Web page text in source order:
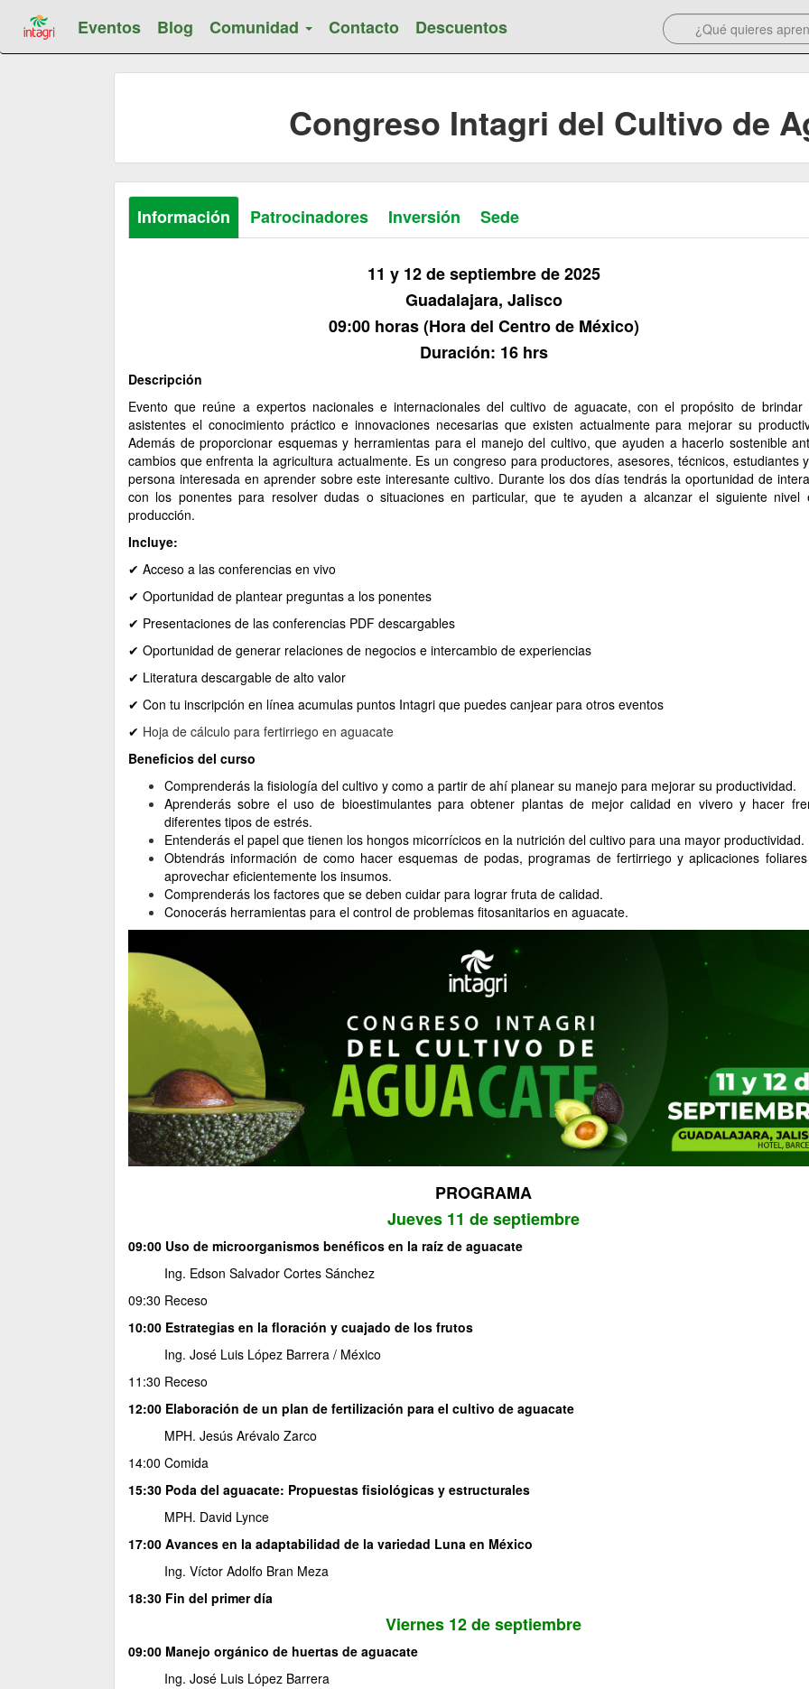
Eventos Blog Comunidad Contacto Descuentos
Congreso Intagri del Cultivo de
Información Patrocinadores Inversión Sede
11 y 12 de septiembre de 2025
Guadalajara, Jalisco
09:00 horas (Hora del Centro de México)
Duración: 16 hrs
Descripción
Evento que reúne a expertos nacionales e internacionales del cultivo de aguacate, con el propósito de
asistentes el conocimiento práctico e innovaciones necesarias que existen actualmente para mejorar su
Además de proporcionar esquemas y herramientas para el manejo del cultivo, que ayuden a hacerlo sostenible
cambios que enfrenta la agricultura actualmente. Es un congreso para productores, asesores, técnicos, estudiantes
persona interesada en aprender sobre este interesante cultivo. Durante los dos días tendrás la oportunidad de
con los ponentes para resolver dudas o situaciones en particular, que te ayuden a alcanzar el siguiente nivel
producción.
Incluye:
✔ Acceso a las conferencias en vivo
✔ Oportunidad de plantear preguntas a los ponentes
✔ Presentaciones de las conferencias PDF descargables
✔ Oportunidad de generar relaciones de negocios e intercambio de experiencias
✔ Literatura descargable de alto valor
✔ Con tu inscripción en línea acumulas puntos Intagri que puedes canjear para otros eventos
✔ Hoja de cálculo para fertirriego en aguacate
Beneficios del curso
Comprenderás la fisiología del cultivo y como a partir de ahí planear su manejo para mejorar su productividad.
Aprenderás sobre el uso de bioestimulantes para obtener plantas de mejor calidad en vivero y hacer
diferentes tipos de estrés.
Entenderás el papel que tienen los hongos micorrícicos en la nutrición del cultivo para una mayor productividad.
Obtendrás información de como hacer esquemas de podas, programas de fertirriego y aplicaciones
aprovechar eficientemente los insumos.
Comprenderás los factores que se deben cuidar para lograr fruta de calidad.
Conocerás herramientas para el control de problemas fitosanitarios en aguacate.
PROGRAMA
Jueves 11 de septiembre
09:00 Uso de microorganismos benéficos en la raíz de aguacate
Ing. Edson Salvador Cortes Sánchez
09:30 Receso
10:00 Estrategias en la floración y cuajado de los frutos
Ing. José Luis López Barrera / México
11:30 Receso
12:00 Elaboración de un plan de fertilización para el cultivo de aguacate
MPH. Jesús Arévalo Zarco
14:00 Comida
15:30 Poda del aguacate: Propuestas fisiológicas y estructurales
MPH. David Lynce
17:00 Avances en la adaptabilidad de la variedad Luna en México
Ing. Víctor Adolfo Bran Meza
18:30 Fin del primer día
Viernes 12 de septiembre
09:00 Manejo orgánico de huertas de aguacate
Ing. José Luis López Barrera